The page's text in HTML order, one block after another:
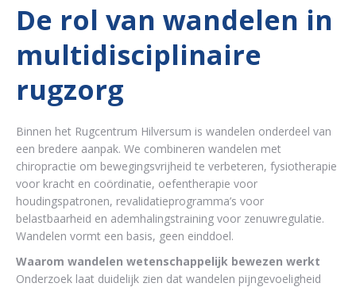
De rol van wandelen in
multidisciplinaire
rugzorg
Binnen het Rugcentrum Hilversum is wandelen onderdeel van
een bredere aanpak. We combineren wandelen met
chiropractie om bewegingsvrijheid te verbeteren, fysiotherapie
voor kracht en coördinatie, oefentherapie voor
houdingspatronen, revalidatieprogramma’s voor
belastbaarheid en ademhalingstraining voor zenuwregulatie.
Wandelen vormt een basis, geen einddoel.
Waarom wandelen wetenschappelijk bewezen werkt
Onderzoek laat duidelijk zien dat wandelen pijngevoeligheid